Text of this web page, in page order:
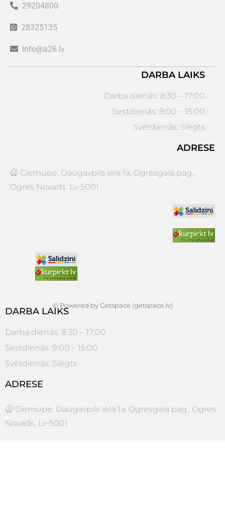
29204800
28325135
info@a26.lv
DARBA LAIKS
Darba dienās: 8:30 – 17:00
Sestdienās: 9:00 – 15:00
Svētdienās: Slēgts
ADRESE
Ciemupe, Daugavpils iela 1a, Ogresgala pag.,
Ogres Novads. Lv-5001
© Powered by Getspace (getspace.lv)
DARBA LAIKS
Darba dienās: 8:30 – 17:00
Sestdienās: 9:00 – 15:00
Svētdienās: Slēgts
ADRESE
Ciemupe, Daugavpils iela 1a, Ogresgala pag., Ogres
Novads. Lv-5001